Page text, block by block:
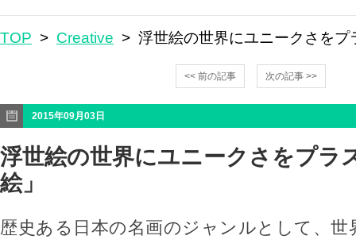
TOP > Creative > 浮世絵の世界にユニークさをプ
<< 前の記事 次の記事 >>
2015年09月03日
浮世絵の世界にユニークさをプラ
絵」
歴史ある日本の名画のジャンルとして、世